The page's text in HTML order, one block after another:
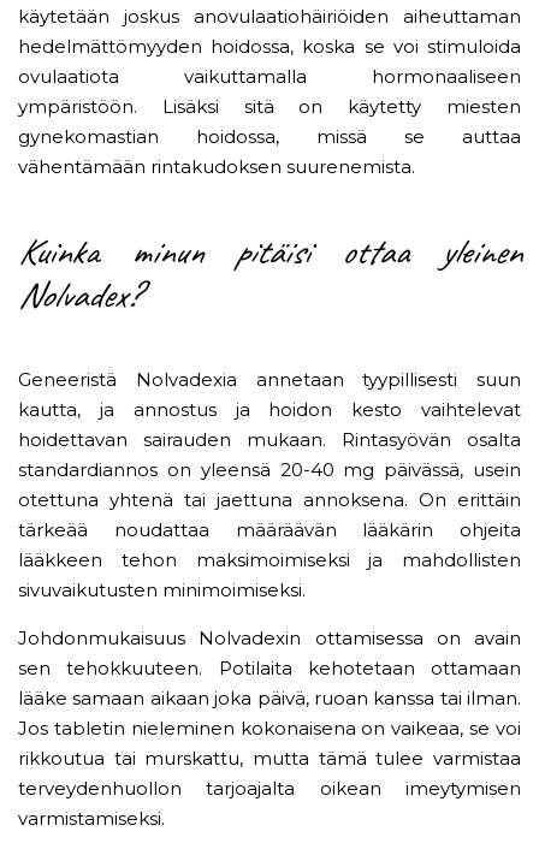
käytetään joskus anovulaatiohäiriöiden aiheuttaman
hedelmättömyyden hoidossa, koska se voi stimuloida
ovulaatiota vaikuttamalla hormonaaliseen
ympäristöön. Lisäksi sitä on käytetty miesten
gynekomastian hoidossa, missä se auttaa
vähentämään rintakudoksen suurenemista.
Kuinka minun pitäisi ottaa yleinen
Nolvadex?
Geneeristä Nolvadexia annetaan tyypillisesti suun
kautta, ja annostus ja hoidon kesto vaihtelevat
hoidettavan sairauden mukaan. Rintasyövän osalta
standardiannos on yleensä 20-40 mg päivässä, usein
otettuna yhtenä tai jaettuna annoksena. On erittäin
tärkeää noudattaa määräävän lääkärin ohjeita
lääkkeen tehon maksimoimiseksi ja mahdollisten
sivuvaikutusten minimoimiseksi.
Johdonmukaisuus Nolvadexin ottamisessa on avain
sen tehokkuuteen. Potilaita kehotetaan ottamaan
lääke samaan aikaan joka päivä, ruoan kanssa tai ilman.
Jos tabletin nieleminen kokonaisena on vaikeaa, se voi
rikkoutua tai murskattu, mutta tämä tulee varmistaa
terveydenhuollon tarjoajalta oikean imeytymisen
varmistamiseksi.